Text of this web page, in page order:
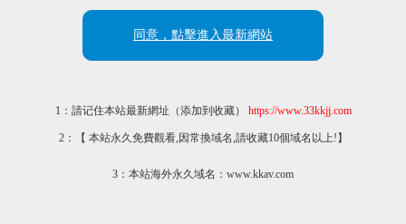
同意，點擊進入最新網站
1：請记住本站最新網址（添加到收藏） https://www.33kkjj.com
2：【 本站永久免費觀看,因常換域名,請收藏10個域名以上!】
3：本站海外永久域名：www.kkav.com